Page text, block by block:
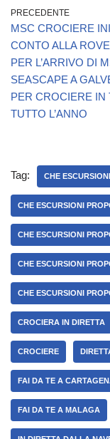
PRECEDENTE
MSC CROCIERE
CONTO ALLA
PER L’ARRIVO DI
SEASCAPE A
PER CROCIERE IN
TUTTO L’ANNO
Tag: CHE
CHE ESCURSIONI
CHE ESCURSIONI
CHE ESCURSIONI
CHE ESCURSIONI
CROCIERA IN DIRETTA
CROCIERE
FAI DA TE A
FAI DA TE A MALAGA